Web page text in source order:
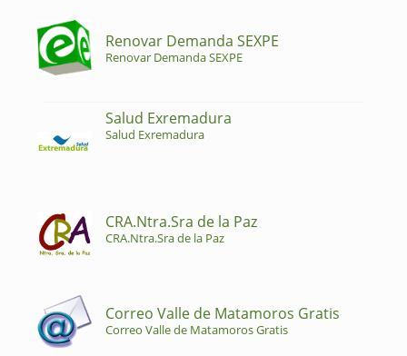
Renovar Demanda SEXPE
Renovar Demanda SEXPE
Salud Exremadura
Salud Exremadura
CRA.Ntra.Sra de la Paz
CRA.Ntra.Sra de la Paz
Correo Valle de Matamoros Gratis
Correo Valle de Matamoros Gratis